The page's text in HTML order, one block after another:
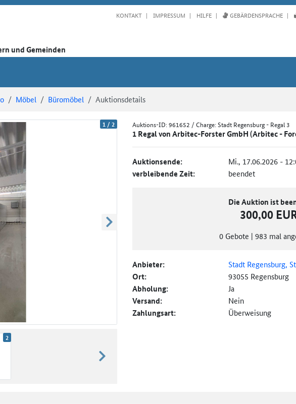
KONTAKT IMPRESSUM HILFE GEBÄRDENSPRACHE
und Gemeinden
Möbel Büromöbel Auktionsdetails
1 /2
weiter blättern
2
weiter blättern
Auktions-ID:961652 / Charge: Stadt Regensburg - Regal 3
1 Regal von Arbitec-Forster GmbH (Arbitec -
Auktionsende: Mi., 17.06.2026 -
verbleibende Zeit: beendet
Die Auktion ist
300,00
0 Gebote | 983 mal
Anbieter: Stadt Regensburg,
Ort: 93055 Regensburg
Abholung: Ja
Versand: Nein
Zahlungsart: Überweisung